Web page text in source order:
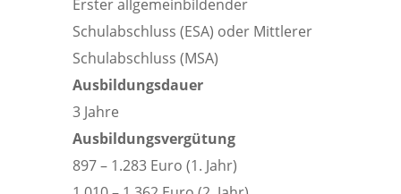
Erster allgemeinbildender
Schulabschluss (ESA) oder Mittlerer
Schulabschluss (MSA)
Ausbildungsdauer
3 Jahre
Ausbildungsvergütung
897 – 1.283 Euro (1. Jahr)